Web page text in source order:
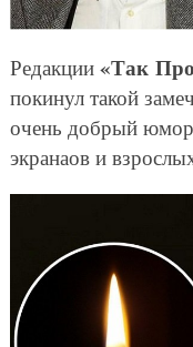
Редакции «Так
покинул такой
очень добрый
экранаов и